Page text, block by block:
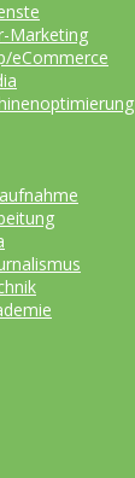
Marketing
eCommerce